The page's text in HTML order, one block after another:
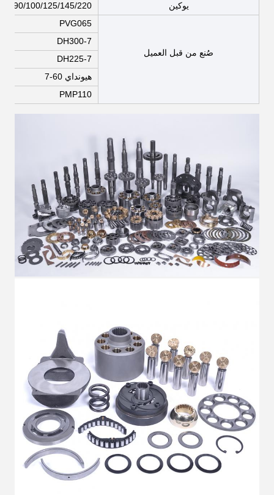
يوكين
90/100/125/145/220
صُنع من قبل العميل
PVG065
DH300-7
DH225-7
هيونداي 60-7
PMP110